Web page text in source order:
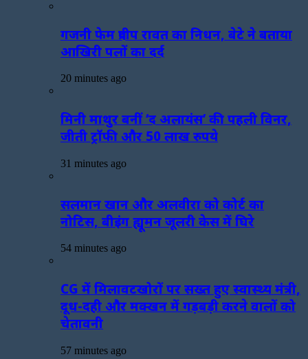
गजनी फेम प्रदीप रावत का निधन, बेटे ने बताया
आखिरी पलों का दर्द
20 minutes ago
मिनी माथुर बनीं ‘द अलायंस’ की पहली विनर,
जीती ट्रॉफी और 50 लाख रुपये
31 minutes ago
सलमान खान और अलवीरा को कोर्ट का
नोटिस, बीइंग ह्यूमन जूलरी केस में घिरे
54 minutes ago
CG में मिलावटखोरों पर सख्त हुए स्वास्थ्य मंत्री,
दूध-दही और मक्खन में गड़बड़ी करने वालों को
चेतावनी
57 minutes ago